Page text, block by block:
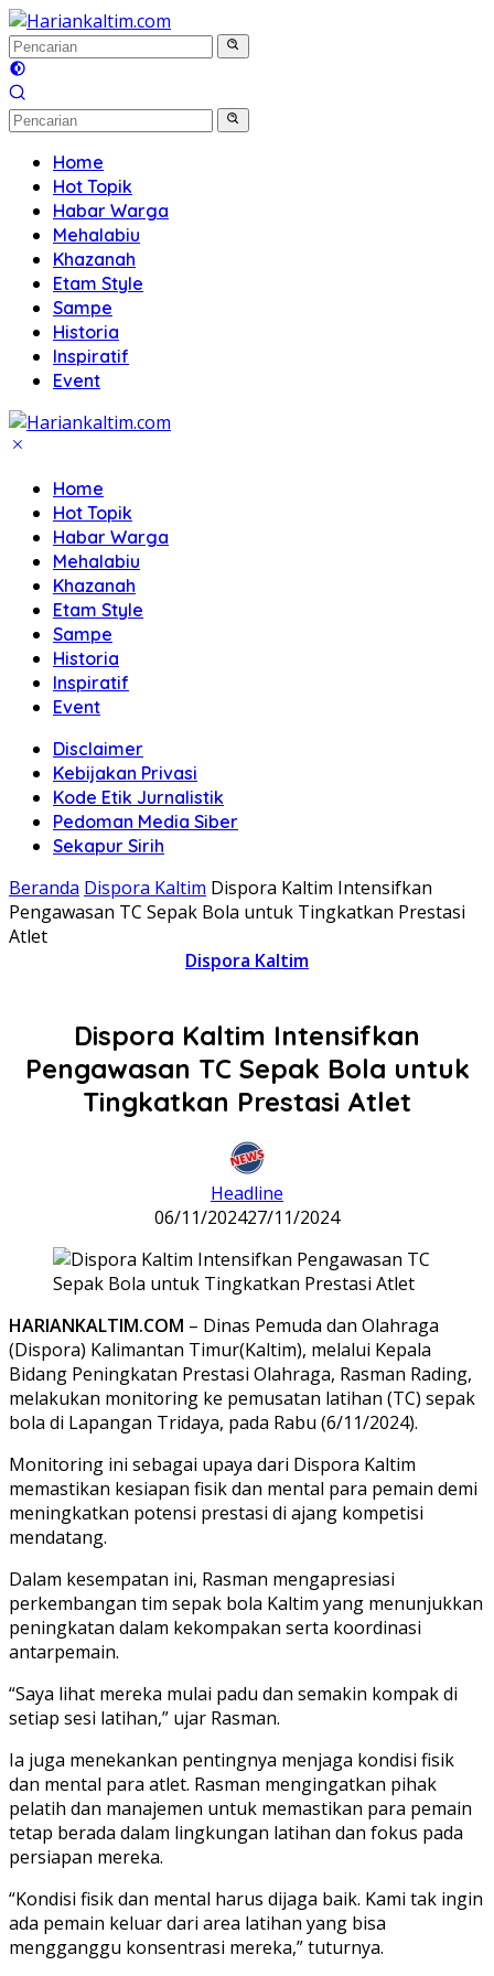
Langsung
ke
konten
Home
Hot Topik
Habar Warga
Mehalabiu
Khazanah
Etam Style
Sampe
Historia
Inspiratif
Event
Home
Hot Topik
Habar Warga
Mehalabiu
Khazanah
Etam Style
Sampe
Historia
Inspiratif
Event
Disclaimer
Kebijakan Privasi
Kode Etik Jurnalistik
Pedoman Media Siber
Sekapur Sirih
Beranda Dispora Kaltim Dispora Kaltim Intensifkan
Pengawasan TC Sepak Bola untuk Tingkatkan Prestasi
Atlet
Dispora Kaltim
Dispora Kaltim Intensifkan
Pengawasan TC Sepak Bola untuk
Tingkatkan Prestasi Atlet
Headline
06/11/202427/11/2024
HARIANKALTIM.COM – Dinas Pemuda dan Olahraga
(Dispora) Kalimantan Timur(Kaltim), melalui Kepala
Bidang Peningkatan Prestasi Olahraga, Rasman Rading,
melakukan monitoring ke pemusatan latihan (TC) sepak
bola di Lapangan Tridaya, pada Rabu (6/11/2024).
Monitoring ini sebagai upaya dari Dispora Kaltim
memastikan kesiapan fisik dan mental para pemain demi
meningkatkan potensi prestasi di ajang kompetisi
mendatang.
Dalam kesempatan ini, Rasman mengapresiasi
perkembangan tim sepak bola Kaltim yang menunjukkan
peningkatan dalam kekompakan serta koordinasi
antarpemain.
“Saya lihat mereka mulai padu dan semakin kompak di
setiap sesi latihan,” ujar Rasman.
Ia juga menekankan pentingnya menjaga kondisi fisik
dan mental para atlet. Rasman mengingatkan pihak
pelatih dan manajemen untuk memastikan para pemain
tetap berada dalam lingkungan latihan dan fokus pada
persiapan mereka.
“Kondisi fisik dan mental harus dijaga baik. Kami tak ingin
ada pemain keluar dari area latihan yang bisa
mengganggu konsentrasi mereka,” tuturnya.